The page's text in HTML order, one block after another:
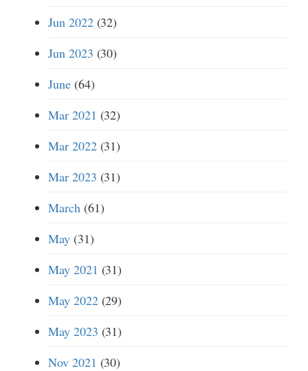
Jun 2022(32)
Jun 2023 (30)
June(64)
Mar 2021 (32)
Mar 2022(31)
Mar 2023 (31)
March(61)
May(31)
May 2021 (31)
May 2022(29)
May 2023 (31)
Nov 2021 (30)